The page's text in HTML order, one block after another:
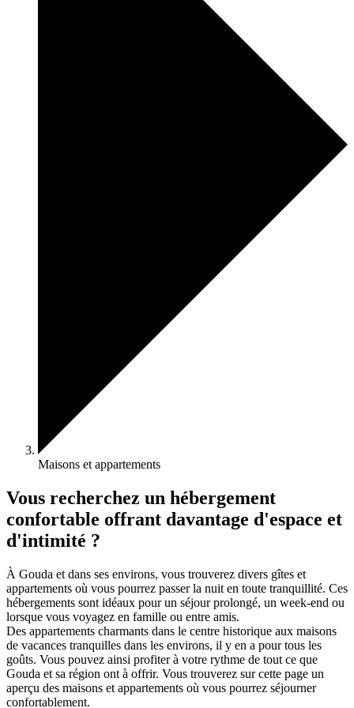
Maisons et appartements
Vous recherchez un hébergement
confortable offrant davantage d'espace et
d'intimité ?
À Gouda et dans ses environs, vous trouverez divers gîtes et
appartements où vous pourrez passer la nuit en toute tranquillité. Ces
hébergements sont idéaux pour un séjour prolongé, un week-end ou
lorsque vous voyagez en famille ou entre amis.
Des appartements charmants dans le centre historique aux maisons
de vacances tranquilles dans les environs, il y en a pour tous les
goûts. Vous pouvez ainsi profiter à votre rythme de tout ce que
Gouda et sa région ont à offrir. Vous trouverez sur cette page un
aperçu des maisons et appartements où vous pourrez séjourner
confortablement.